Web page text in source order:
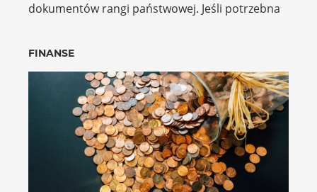
dokumentów rangi państwowej. Jeśli potrzebna
FINANSE